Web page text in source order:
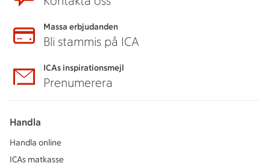
Massa erbjudanden
Bli stammis på ICA
ICAs inspirationsmejl
Prenumerera
Handla
Handla online
ICAs matkasse